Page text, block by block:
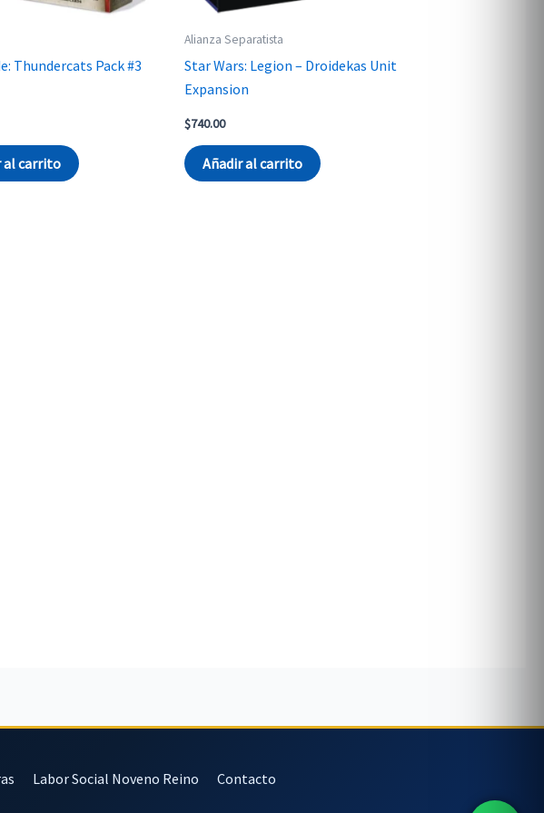
Thundercats Pack #3
al carrito
Alianza Separatista
Star Wars: Legion – Droidekas Unit
Expansion
$740.00
Añadir al carrito
Labor Social Noveno Reino Contacto